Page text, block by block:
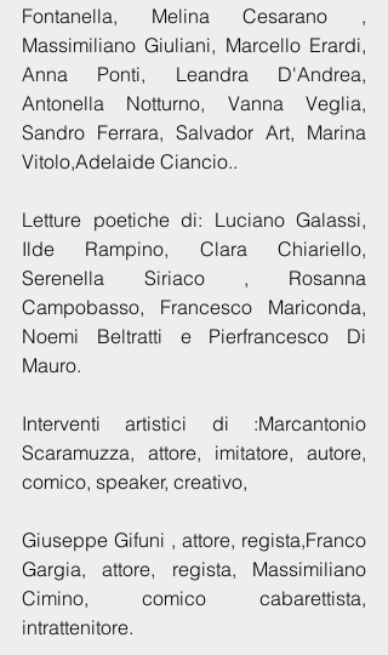
Fontanella, Melina Cesarano ,
Massimiliano Giuliani, Marcello Erardi,
Anna Ponti, Leandra D'Andrea,
Antonella Notturno, Vanna Veglia,
Sandro Ferrara, Salvador Art, Marina
Vitolo,Adelaide Ciancio..
Letture poetiche di: Luciano Galassi,
Ilde Rampino, Clara Chiariello,
Serenella Siriaco , Rosanna
Campobasso, Francesco Mariconda,
Noemi Beltratti e Pierfrancesco Di
Mauro.
Interventi artistici di :Marcantonio
Scaramuzza, attore, imitatore, autore,
comico, speaker, creativo,
Giuseppe Gifuni , attore, regista,Franco
Gargia, attore, regista, Massimiliano
Cimino, comico cabarettista,
intrattenitore.